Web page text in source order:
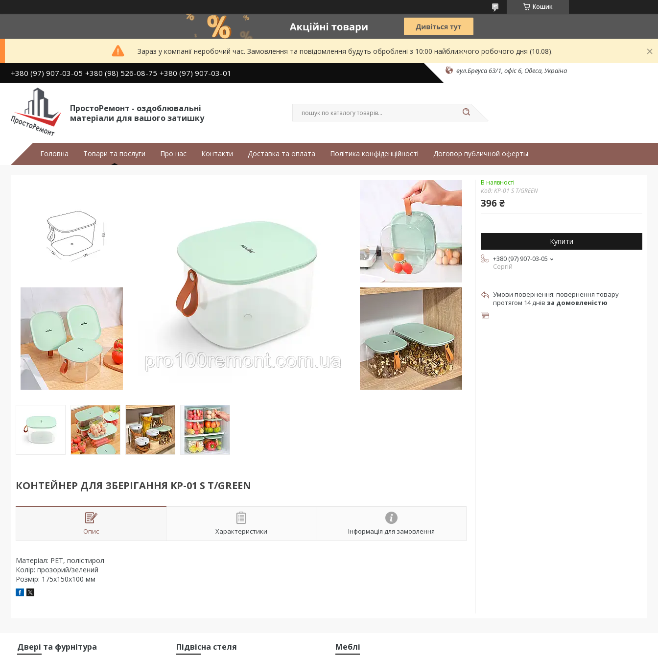
Кошик
Зараз у компанії неробочий час. Замовлення та повідомлення будуть оброблені з 10:00 найближчого робочого дня (10.08).
+380 (97) 907-03-05 +380 (98) 526-08-75 +380 (97) 907-03-01 вул.Бреуса 63/1, офіс 6, Одеса, Україна
ПростоРемонт - оздоблювальні
матеріали для вашого затишку
Головна Товари та послуги Про нас Контакти Доставка та оплата Політика конфіденційності Договор публичной оферты
КОНТЕЙНЕР ДЛЯ ЗБЕРІГАННЯ KP-01 S T/GREEN
Опис Характеристики Інформація для замовлення
Матеріал: PET, полістирол
Колір: прозорий/зелений
Розмір: 175х150х100 мм
В наявності
Код:KP-01 S T/GREEN
396 ₴
Купити
+380 (97) 907-03-05
Сергій
повернення товару
протягом 14 днів за домовленістю
Двері та фурнітура Підвісна стеля Меблі